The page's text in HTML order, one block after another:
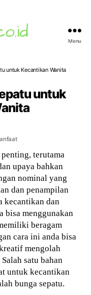
Menu
untuk Kecantikan Wanita
untuk
terutama
upaya bahkan
nominal yang
dan penampilan
kecantikan dan
bisa menggunakan
beragam
cara ini anda bisa
mengolah
satu bahan
untuk kecantikan
bunga sepatu.